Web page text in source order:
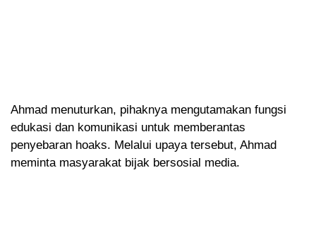
Ahmad menuturkan, pihaknya mengutamakan fungsi
edukasi dan komunikasi untuk memberantas
penyebaran hoaks. Melalui upaya tersebut, Ahmad
meminta masyarakat bijak bersosial media.